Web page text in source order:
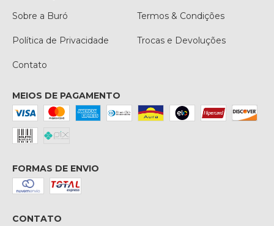
Sobre a Buró
Termos & Condições
Política de Privacidade Trocas e Devoluções
Contato
MEIOS DE PAGAMENTO
FORMAS DE ENVIO
CONTATO